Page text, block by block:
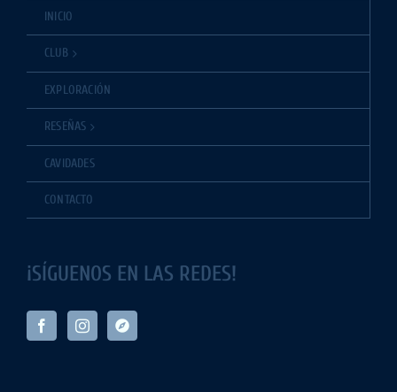
INICIO
CLUB
EXPLORACIÓN
RESEÑAS
CAVIDADES
CONTACTO
¡SÍGUENOS EN LAS REDES!